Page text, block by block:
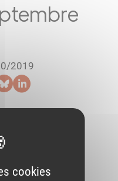
2019
par e-mail
sursur
Partager sur
cookies